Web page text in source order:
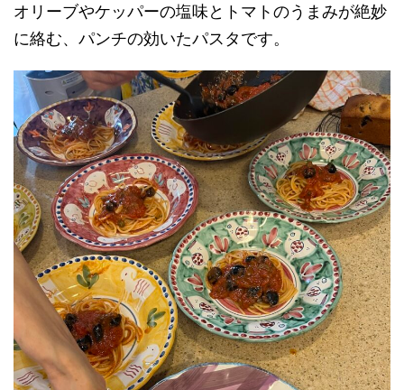
オリーブやケッパーの塩味とトマトのうまみが絶妙
に絡む、パンチの効いたパスタです。